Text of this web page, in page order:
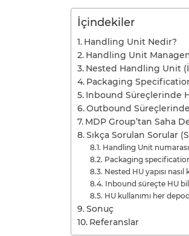
İçindekiler
Handling Unit Nedir?
Handling Unit
Nested Handling Unit
Packaging
Inbound Süreçlerinde
Outbound
MDP Group’tan Saha
Sıkça Sorulan Sorular
Handling Unit
Packaging
Nested HU yapısı
Inbound süreçte HU
HU kullanımı her
Sonuç
Referanslar